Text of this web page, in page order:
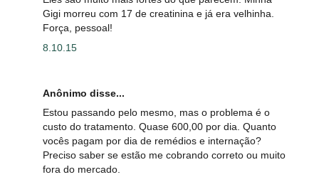
Gigi morreu com 17 de creatinina e já era velhinha.
Força, pessoal!
8.10.15
Anônimo disse...
Estou passando pelo mesmo, mas o problema é o
custo do tratamento. Quase 600,00 por dia. Quanto
vocês pagam por dia de remédios e internação?
Preciso saber se estão me cobrando correto ou muito
fora do mercado.